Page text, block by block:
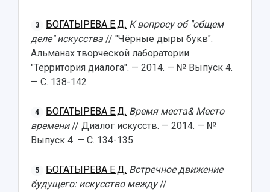
3 БОГАТЫРЕВА Е.Д. К вопросу об "общем
деле" искусства // "Чёрные дыры букв".
Альманах творческой лаборатории
"Территория диалога". — 2014. — № Выпуск 4.
— С. 138-142
4 БОГАТЫРЕВА Е.Д. Время места& Место
времени// Диалог искусств. — 2014. — №
Выпуск 4. — С. 134-135
5 БОГАТЫРЕВА Е.Д. Встречное движение
будущего: искусство между//